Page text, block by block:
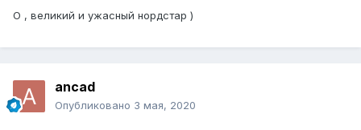
О , великий и ужасный нордстар )
ancad
Опубликовано 3 мая, 2020